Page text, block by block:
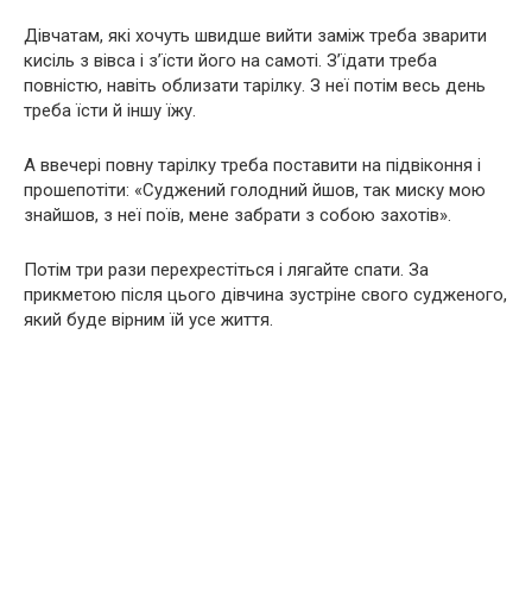
Дівчатам, які хочуть швидше вийти заміж треба зварити
кисіль з вівса і з’їсти його на самоті. З’їдати треба
повністю, навіть облизати тарілку. З неї потім весь день
треба їсти й іншу їжу.
А ввечері повну тарілку треба поставити на підвіконня і
прошепотіти: «Суджений голодний йшов, так миску мою
знайшов, з неї поїв, мене забрати з собою захотів».
Потім три рази перехрестіться і лягайте спати. За
прикметою після цього дівчина зустріне свого судженого,
який буде вірним їй усе життя.